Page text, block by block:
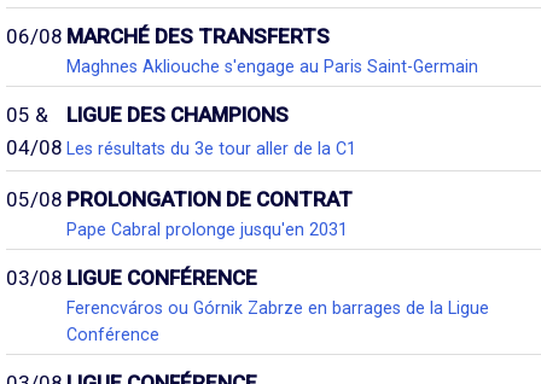
06/08 MARCHÉ DES TRANSFERTS
Maghnes Akliouche s'engage au Paris Saint-Germain
05 &
04/08
LIGUE DES CHAMPIONS
Les résultats du 3e tour aller de la C1
05/08 PROLONGATION DE CONTRAT
Pape Cabral prolonge jusqu'en 2031
03/08 LIGUE CONFÉRENCE
Ferencváros ou Górnik Zabrze en barrages de la Ligue
Conférence